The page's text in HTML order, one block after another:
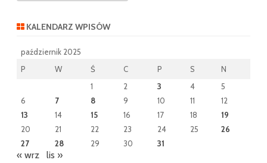
KALENDARZ WPISÓW
październik 2025
P
W Ś C P S
N
1
2 3 4
5
6
7 8 9 10 11
12
13
14 15 16 17 18
19
20
21 22 23 24 25
26
27
28 29 30 31
« wrz lis »